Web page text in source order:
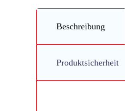
Beschreibung
Produktsicherheit